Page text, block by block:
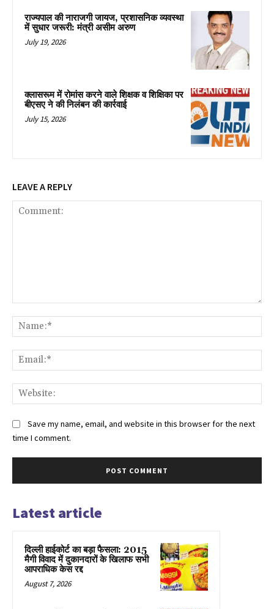
राज्यपाल की नाराजगी जायज, प्रशासनिक व्यवस्था
में सुधार जरूरी: मंत्री असीम अरुण
July 19, 2026
क्लासरूम में रोमांस करने वाले शिक्षक व शिक्षिका पर
बीएसए ने की निलंबन की कार्रवाई
July 15, 2026
LEAVE A REPLY
Save my name, email, and website in this browser for the next
time I comment.
Latest article
दिल्ली हाईकोर्ट का बड़ा फैसला: 2015
मैगी विवाद में दुकानदारों के खिलाफ सभी
आपराधिक केस रद्द
August 7, 2026